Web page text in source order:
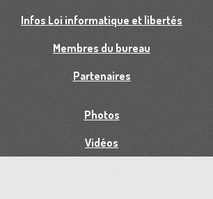
Infos Loi informatique et libertés
Membres du bureau
Partenaires
Photos
Vidéos